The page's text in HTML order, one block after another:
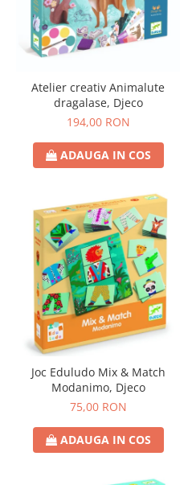
Atelier creativ Animalute
dragalase, Djeco
194,00 RON
ADAUGA IN COS
Joc Eduludo Mix & Match
Modanimo, Djeco
75,00 RON
ADAUGA IN COS